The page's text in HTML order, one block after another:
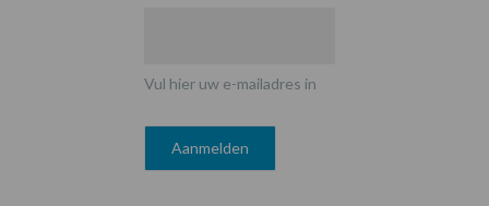
Vul hier uw e-mailadres in